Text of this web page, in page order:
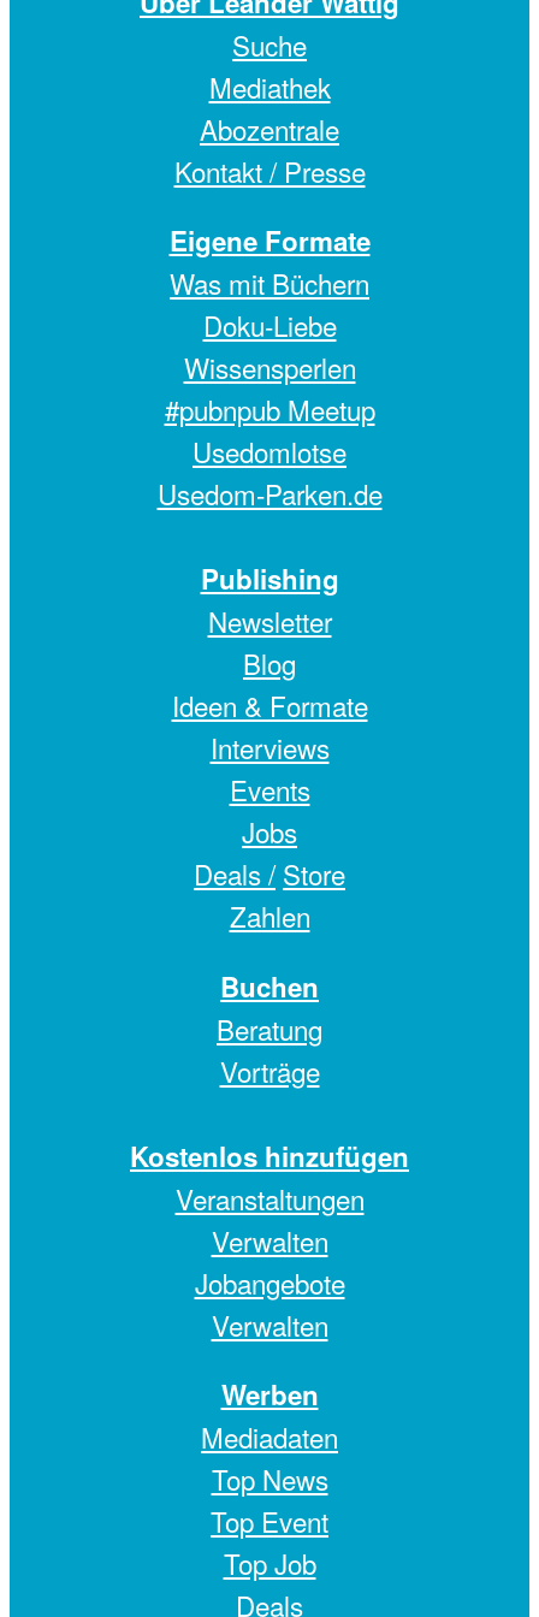
Suche
Mediathek
Abozentrale
Kontakt / Presse
Eigene Formate
Was mit Büchern
Doku-Liebe
Wissensperlen
#pubnpub Meetup
Usedomlotse
Usedom-Parken.de
Publishing
Newsletter
Blog
Ideen & Formate
Interviews
Events
Jobs
Deals / Store
Zahlen
Buchen
Beratung
Vorträge
Kostenlos hinzufügen
Veranstaltungen
Verwalten
Jobangebote
Verwalten
Werben
Mediadaten
Top News
Top Event
Top Job
Deals